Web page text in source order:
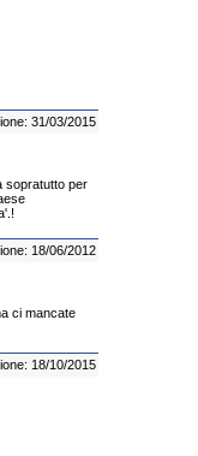
31/03/2015
sopratutto per
18/06/2012
ci mancate
18/10/2015